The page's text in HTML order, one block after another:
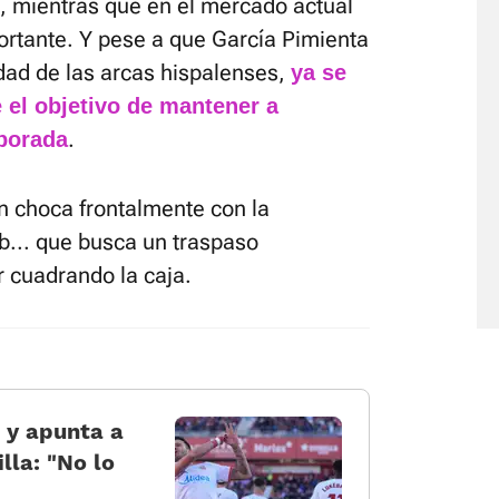
que en el mercado actual
Y pese a que García Pimienta
de las arcas hispalenses, ya se
objetivo de mantener a
.
choca frontalmente con la
que busca un traspaso
cuadrando la caja.
apunta a
«No lo